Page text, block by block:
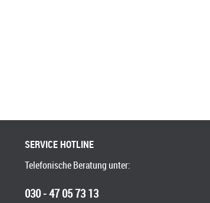
SERVICE HOTLINE
Telefonische Beratung unter:
030 - 47 05 73 13